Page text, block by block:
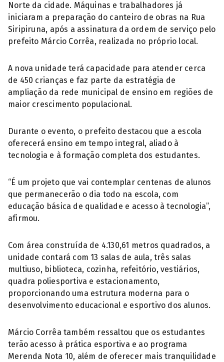
Norte da cidade. Máquinas e trabalhadores já
iniciaram a preparação do canteiro de obras na Rua
Siripiruna, após a assinatura da ordem de serviço pelo
prefeito Márcio Corrêa, realizada no próprio local.
A nova unidade terá capacidade para atender cerca
de 450 crianças e faz parte da estratégia de
ampliação da rede municipal de ensino em regiões de
maior crescimento populacional.
Durante o evento, o prefeito destacou que a escola
oferecerá ensino em tempo integral, aliado à
tecnologia e à formação completa dos estudantes.
“É um projeto que vai contemplar centenas de alunos
que permanecerão o dia todo na escola, com
educação básica de qualidade e acesso à tecnologia”,
afirmou.
Com área construída de 4.130,61 metros quadrados, a
unidade contará com 13 salas de aula, três salas
multiuso, biblioteca, cozinha, refeitório, vestiários,
quadra poliesportiva e estacionamento,
proporcionando uma estrutura moderna para o
desenvolvimento educacional e esportivo dos alunos.
Márcio Corrêa também ressaltou que os estudantes
terão acesso à prática esportiva e ao programa
Merenda Nota 10, além de oferecer mais tranquilidade